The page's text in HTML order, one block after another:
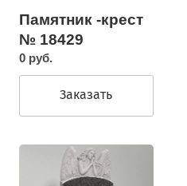
Памятник -крест
№ 18429
0 руб.
Заказать